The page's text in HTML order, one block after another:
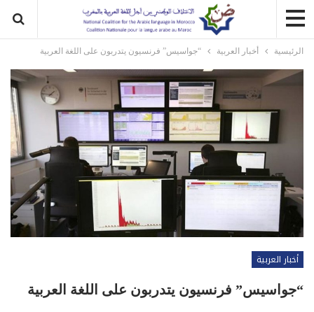
الرئيسية أخبار العربية “جواسيس” فرنسيون يتدربون على اللغة العربية
أخبار العربية
“جواسيس” فرنسيون يتدربون على اللغة العربية